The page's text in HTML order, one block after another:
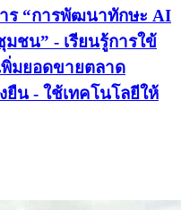
ร “การพัฒนาทักษะ AI
ชน” - เรียนรู้การใข้
พิ่มยอดขายตลาด
ยืน - ใช้เทคโนโลยีให้